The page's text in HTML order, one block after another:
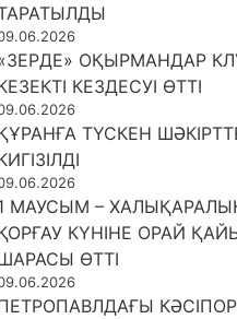
ОҚЫРМАНДАР
КЕЗДЕСУІ ӨТТІ
ТҮСКЕН
МАУСЫМ –
КҮНІНЕ ОРАЙ
ӨТТІ